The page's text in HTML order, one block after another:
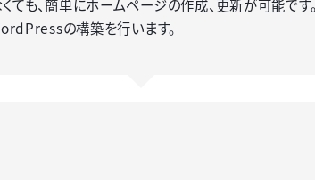
も、簡単にホームページの作成、更新が可能です。
の構築を行います。